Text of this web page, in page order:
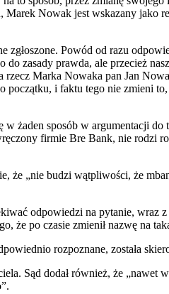
Nowak jest wskazany jako
zgłoszone. Powód od razu
zasady prawda, ale przecież
Marka Nowaka pan Jan
początku, i faktu tego nie zmieni
żaden sposób w argumentacji
firmie Bre Bank, nie rodzi
że „nie budzi wątpliwości, że
odpowiedzi na pytanie, wraz
że po czasie zmienił nazwę na
rozpoznane, została
Sąd dodał również, że „nawet